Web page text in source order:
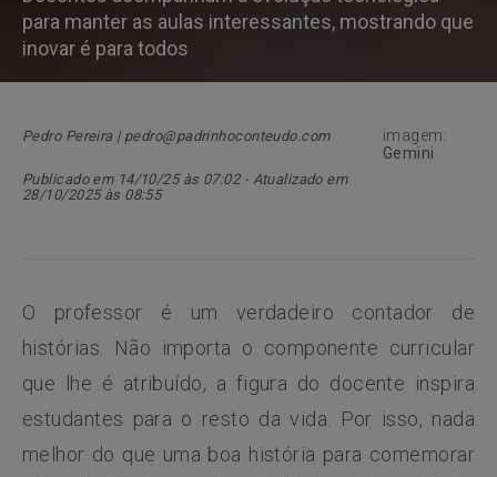
para manter as aulas interessantes, mostrando que
inovar é para todos
Pedro Pereira | pedro@padrinhoconteudo.com
Publicado em 14/10/25 às 07:02 - Atualizado em
28/10/2025 às 08:55
imagem:
Gemini
O professor é um verdadeiro contador de
histórias. Não importa o componente curricular
que lhe é atribuído, a figura do docente inspira
estudantes para o resto da vida. Por isso, nada
melhor do que uma boa história para comemorar